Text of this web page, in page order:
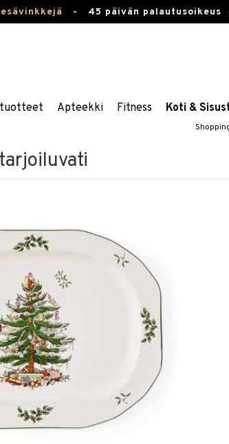
- 45 päivän palautusoikeus
Apteekki Fitness Koti &